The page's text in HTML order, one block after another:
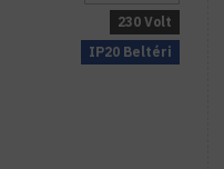
IP20 Beltéri
230 Volt